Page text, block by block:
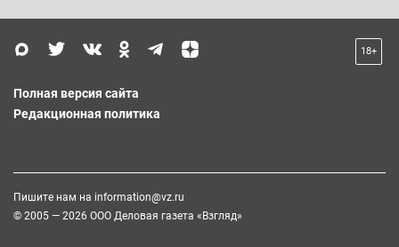
18+
Полная версия сайта
Редакционная политика
Пишите нам на information@vz.ru
© 2005 — 2026 ООО Деловая газета «Взгляд»